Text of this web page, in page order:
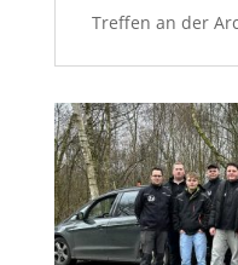
Treffen an der